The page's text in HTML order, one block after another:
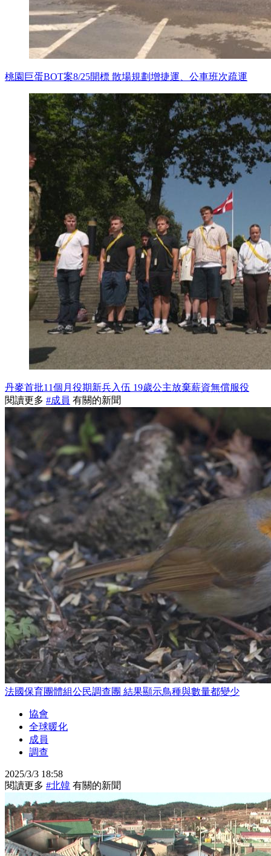
桃園巨蛋BOT案8/25開標 散場規劃增捷運、公車班次疏運
丹麥首批11個月役期新兵入伍 19歲公主放棄薪資無償服役
閱讀更多 #成員 有關的新聞
法國保育團體組公民調查團 結果顯示鳥種與數量都變少
協會
全球暖化
成員
調查
2025/3/3 18:58
閱讀更多 #北韓 有關的新聞